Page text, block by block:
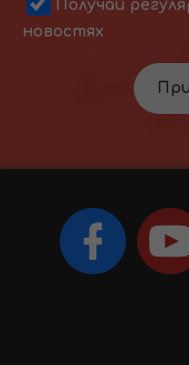
Получай
новостях